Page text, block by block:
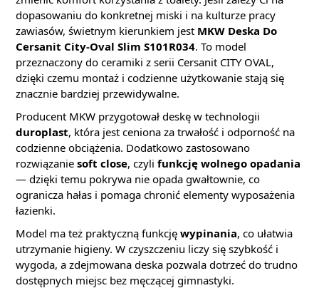
dopasowaniu do konkretnej miski i na kulturze pracy
zawiasów, świetnym kierunkiem jest MKW Deska Do
Cersanit City-Oval Slim S101R034. To model
przeznaczony do ceramiki z serii Cersanit CITY OVAL,
dzięki czemu montaż i codzienne użytkowanie stają się
znacznie bardziej przewidywalne.
Producent MKW przygotował deskę w technologii
duroplast, która jest ceniona za trwałość i odporność na
codzienne obciążenia. Dodatkowo zastosowano
rozwiązanie soft close, czyli funkcję wolnego opadania
— dzięki temu pokrywa nie opada gwałtownie, co
ogranicza hałas i pomaga chronić elementy wyposażenia
łazienki.
Model ma też praktyczną funkcję wypinania, co ułatwia
utrzymanie higieny. W czyszczeniu liczy się szybkość i
wygoda, a zdejmowana deska pozwala dotrzeć do trudno
dostępnych miejsc bez męczącej gimnastyki.